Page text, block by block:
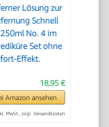
Lösung zur
Schnell
No. 4 im
Set ohne
Effekt.
18,95 €
Amazon ansehen
MwSt., zzgl. Versandkosten